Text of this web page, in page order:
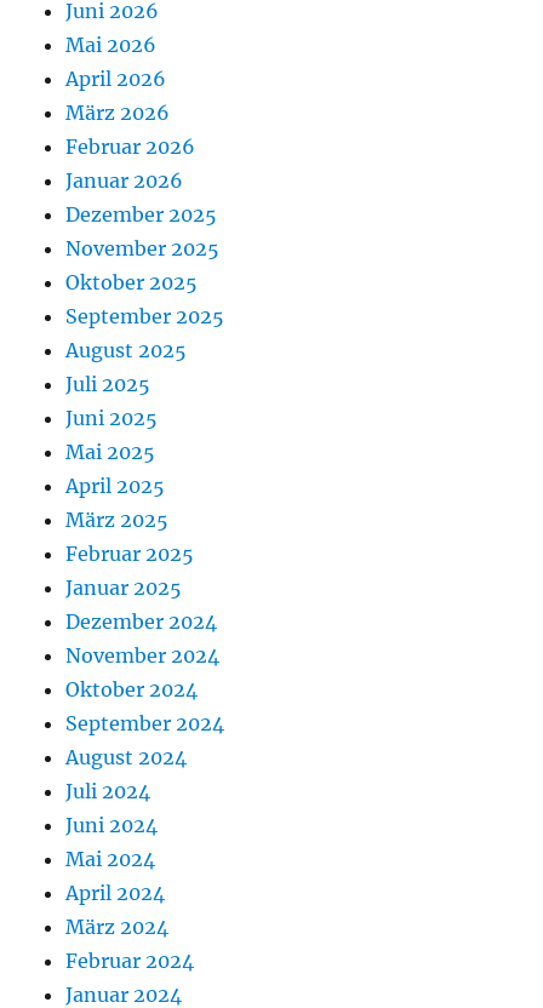
Juni 2026
Mai 2026
April 2026
März 2026
Februar 2026
Januar 2026
Dezember 2025
November 2025
Oktober 2025
September 2025
August 2025
Juli 2025
Juni 2025
Mai 2025
April 2025
März 2025
Februar 2025
Januar 2025
Dezember 2024
November 2024
Oktober 2024
September 2024
August 2024
Juli 2024
Juni 2024
Mai 2024
April 2024
März 2024
Februar 2024
Januar 2024